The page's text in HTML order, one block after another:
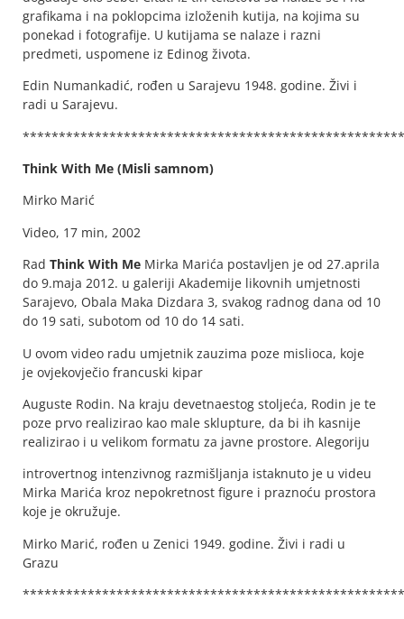
grafikama i na poklopcima izloženih kutija, na kojima su
ponekad i fotografije. U kutijama se nalaze i razni
predmeti, uspomene iz Edinog života.
Edin Numankadić, rođen u Sarajevu 1948. godine. Živi i
radi u Sarajevu.
Think With Me (Misli samnom)
Mirko Marić
Video, 17 min, 2002
Rad Think With Me Mirka Marića postavljen je od 27.aprila
do 9.maja 2012. u galeriji Akademije likovnih umjetnosti
Sarajevo, Obala Maka Dizdara 3, svakog radnog dana od 10
do 19 sati, subotom od 10 do 14 sati.
U ovom video radu umjetnik zauzima poze mislioca, koje
je ovjekovječio francuski kipar
Auguste Rodin. Na kraju devetnaestog stoljeća, Rodin je te
poze prvo realizirao kao male sklupture, da bi ih kasnije
realizirao i u velikom formatu za javne prostore. Alegoriju
introvertnog intenzivnog razmišljanja istaknuto je u videu
Mirka Marića kroz nepokretnost figure i praznoću prostora
koje je okružuje.
Mirko Marić, rođen u Zenici 1949. godine. Živi i radi u
Grazu